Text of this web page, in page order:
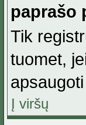
paprašo
Tik
tuomet,
Į viršų